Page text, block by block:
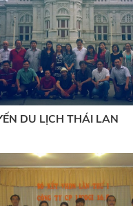
DU LỊCH THÁI LAN